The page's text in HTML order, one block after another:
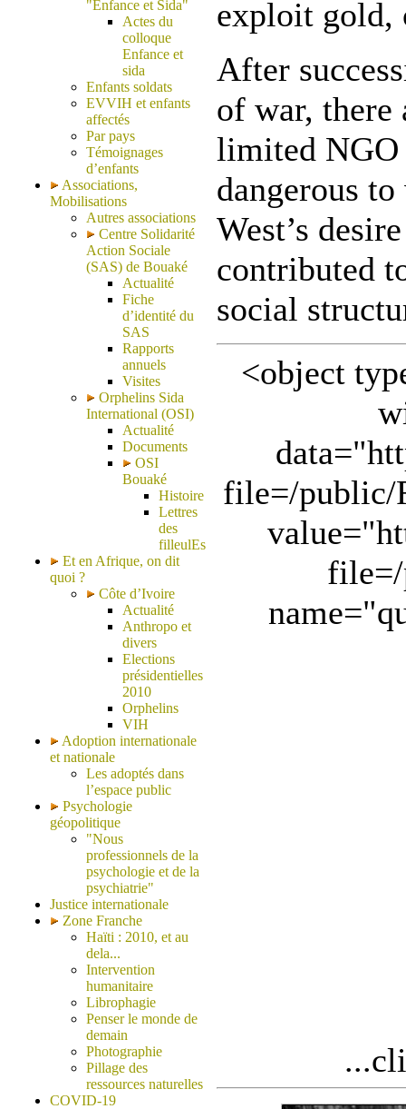
"Enfance et Sida"
Actes du
colloque
Enfance et
sida
Enfants soldats
EVVIH et enfants
affectés
Par pays
Témoignages
d’enfants
Associations,
Mobilisations
Autres associations
Centre Solidarité
Action Sociale
(SAS) de Bouaké
Actualité
Fiche
d’identité du
SAS
Rapports
annuels
Visites
Orphelins Sida
International (OSI)
Actualité
Documents
OSI
Bouaké
Histoire
Lettres
des
filleulEs
Et en Afrique, on dit
quoi ?
Côte d’Ivoire
Actualité
Anthropo et
divers
Elections
présidentielles
2010
Orphelins
VIH
Adoption internationale
et nationale
Les adoptés dans
l’espace public
Psychologie
géopolitique
"Nous
professionnels de la
psychologie et de la
psychiatrie"
Justice internationale
Zone Franche
Haïti : 2010, et au
dela...
Intervention
humanitaire
Librophagie
Penser le monde de
demain
Photographie
Pillage des
ressources naturelles
COVID-19
exploit gold,
After
of war, there
limited NGO
dangerous
West’s
contributed
social
<object
file=/public/